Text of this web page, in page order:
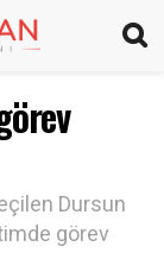
Dursun
görev